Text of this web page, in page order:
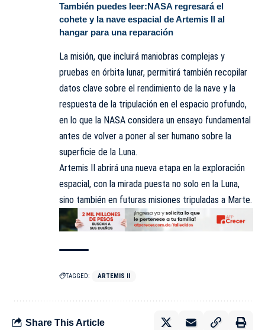
También puedes leer:NASA regresará el
cohete y la nave espacial de Artemis II al
hangar para una reparación
La misión, que incluirá maniobras complejas y
pruebas en órbita lunar, permitirá también recopilar
datos clave sobre el rendimiento de la nave y la
respuesta de la tripulación en el espacio profundo,
en lo que la NASA considera un ensayo fundamental
antes de volver a poner al ser humano sobre la
superficie de la Luna.
Artemis II abrirá una nueva etapa en la exploración
espacial, con la mirada puesta no solo en la Luna,
sino también en futuras misiones tripuladas a Marte.
TAGGED: ARTEMIS II
Share This Article